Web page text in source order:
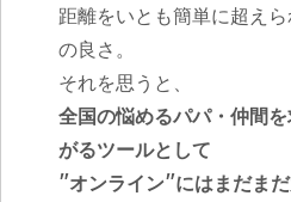
距離をいとも簡単に超え
の良さ。
それを思うと、
全国の悩めるパパ・仲間
がるツールとして
″オンライン″にはまだま